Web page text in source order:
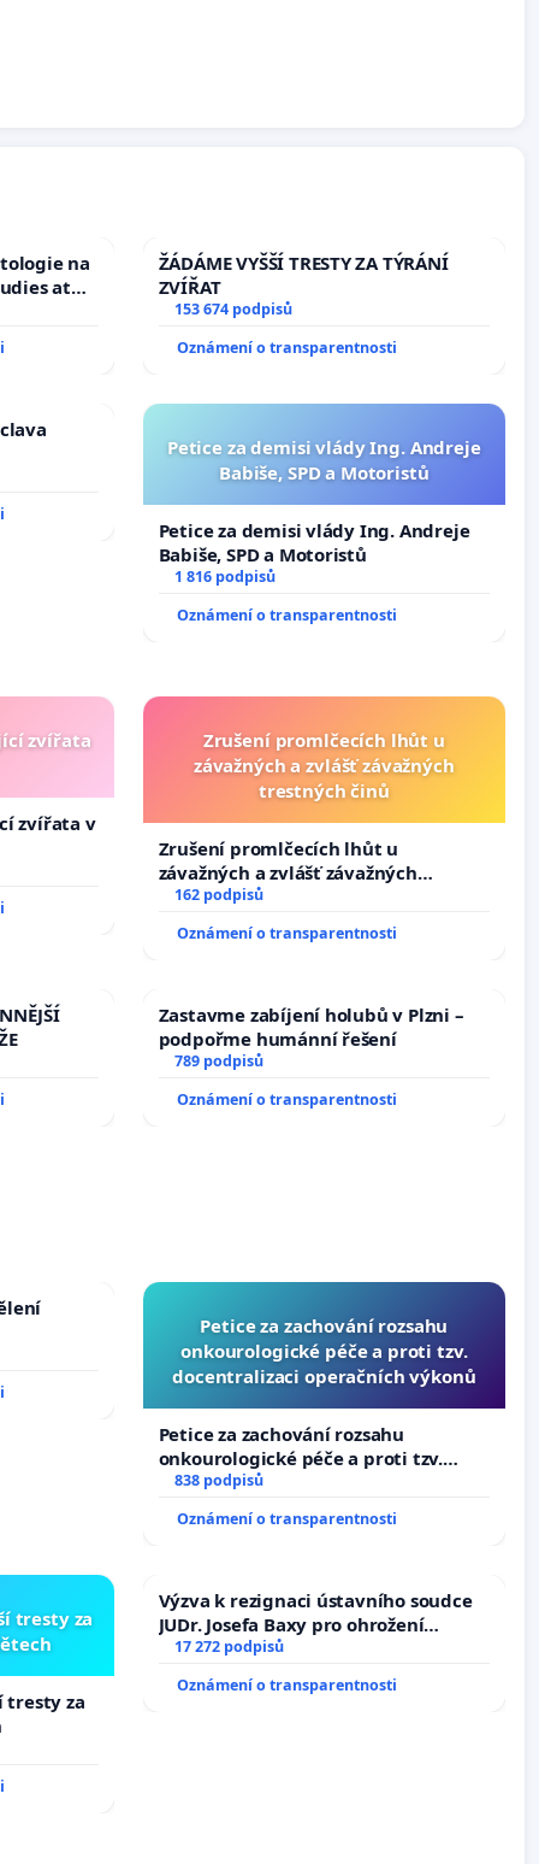
na
at
ŽÁDÁME VYŠŠÍ TRESTY ZA TÝRÁNÍ
ZVÍŘAT
153 674 podpisů
Oznámení o transparentnosti
Petice za demisi vlády Ing. Andreje
Babiše, SPD a Motoristů
Petice za demisi vlády Ing. Andreje
Babiše, SPD a Motoristů
1 816 podpisů
Oznámení o transparentnosti
zvířata
zvířata v
Zrušení promlčecích lhůt u
závažných a zvlášť závažných
trestných činů
Zrušení promlčecích lhůt u
závažných a zvlášť závažných
trestných činů
162 podpisů
Oznámení o transparentnosti
Zastavme zabíjení holubů v Plzni –
podpořme humánní řešení
789 podpisů
Oznámení o transparentnosti
Petice za zachování rozsahu
onkourologické péče a proti tzv.
docentralizaci operačních výkonů
Petice za zachování rozsahu
onkourologické péče a proti tzv.
docentralizaci operačních výkonů
838 podpisů
Oznámení o transparentnosti
tresty za
tresty za
Výzva k rezignaci ústavního soudce
JUDr. Josefa Baxy pro ohrožení
důvěry ve spravedlivý proces
17 272 podpisů
Oznámení o transparentnosti